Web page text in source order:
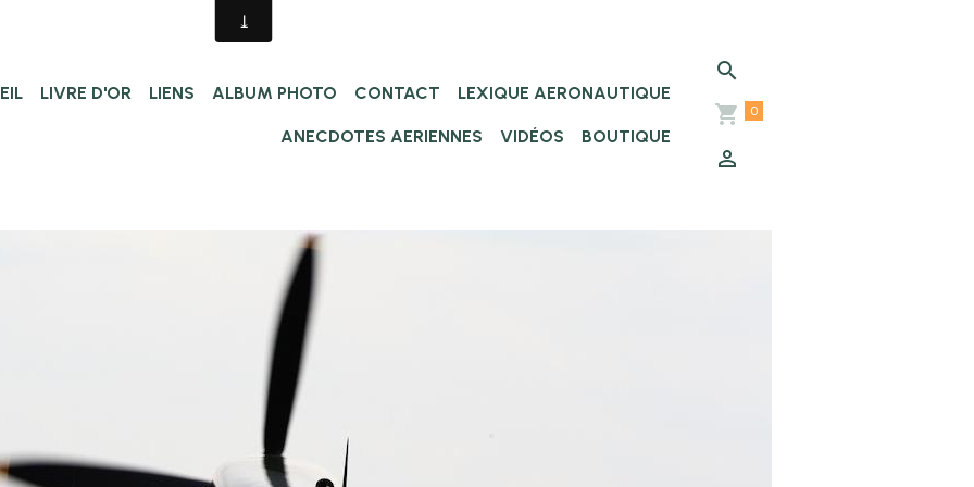
LIVRE D'OR LIENS ALBUM PHOTO CONTACT LEXIQUE AERONAUTIQUE
ANECDOTES AERIENNES VIDÉOS BOUTIQUE
0